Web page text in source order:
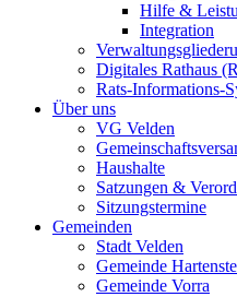
Hilfe &
Integration
Digitales Rathaus
Rats-Informations-
Über uns
VG Velden
Haushalte
Satzungen &
Sitzungstermine
Gemeinden
Stadt Velden
Gemeinde
Gemeinde Vorra